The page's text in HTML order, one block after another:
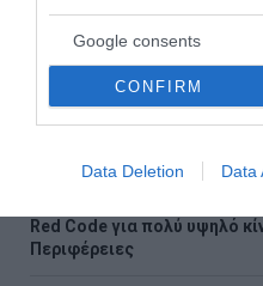
Google consents
CONFIRM
Data Deletion Data
του Ορμούζ
77χρονος από πηγάδι
Red Code για πολύ υψηλό
Περιφέρειες